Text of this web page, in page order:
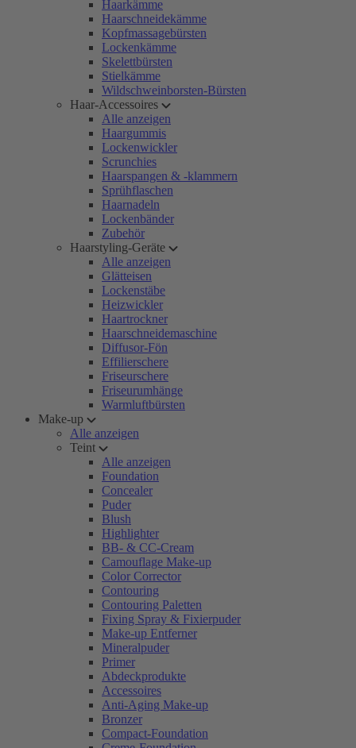
Haarkämme
Haarschneidekämme
Kopfmassagebürsten
Lockenkämme
Skelettbürsten
Stielkämme
Wildschweinborsten-Bürsten
Haar-Accessoires
Alle anzeigen
Haargummis
Lockenwickler
Scrunchies
Haarspangen & -klammern
Sprühflaschen
Haarnadeln
Lockenbänder
Zubehör
Haarstyling-Geräte
Alle anzeigen
Glätteisen
Lockenstäbe
Heizwickler
Haartrockner
Haarschneidemaschine
Diffusor-Fön
Effilierschere
Friseurschere
Friseurumhänge
Warmluftbürsten
Make-up
Alle anzeigen
Teint
Alle anzeigen
Foundation
Concealer
Puder
Blush
Highlighter
BB- & CC-Cream
Camouflage Make-up
Color Corrector
Contouring
Contouring Paletten
Fixing Spray & Fixierpuder
Make-up Entferner
Mineralpuder
Primer
Abdeckprodukte
Accessoires
Anti-Aging Make-up
Bronzer
Compact-Foundation